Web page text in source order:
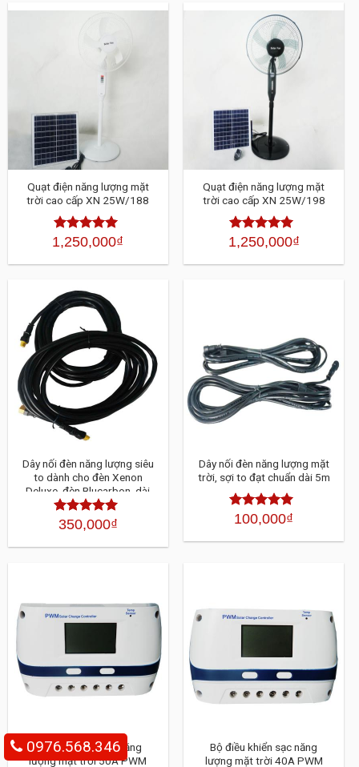
Quạt điện năng lượng mặt
trời cao cấp XN 25W/188
Được xếp
sao
1,250,000₫
Quạt điện năng lượng mặt
trời cao cấp XN 25W/198
Được xếp
sao
1,250,000₫
Dây nối đèn năng lượng siêu
to dành cho đèn Xenon
Deluxe, đèn Blucarbon, dài
5m
Được xếp
5 sao
350,000₫
Dây nối đèn năng lượng mặt
trời, sợi to đạt chuẩn dài 5m
Được xếp
5 sao
100,000₫
Bộ điều khiển sạc năng
lượng mặt trời 50A PWM
Bộ điều khiển sạc năng
lượng mặt trời 40A PWM
0976.568.346